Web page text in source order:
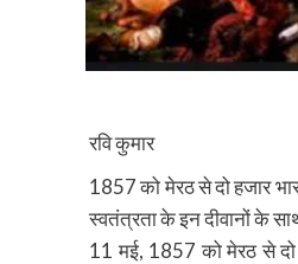
रवि कुमार
1857 को मेरठ से दो हजार
स्वतंत्रता के इन दीवानों के
11 मई, 1857 को मेरठ से दो